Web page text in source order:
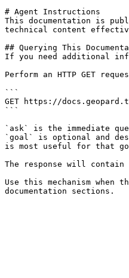
# Agent Instructions
This documentation is
technical content
## Querying This
If you need additional
Perform an HTTP GET
```
GET https://
```
`ask` is the immediate
`goal` is optional and
is most useful for that
The response will contain
Use this mechanism